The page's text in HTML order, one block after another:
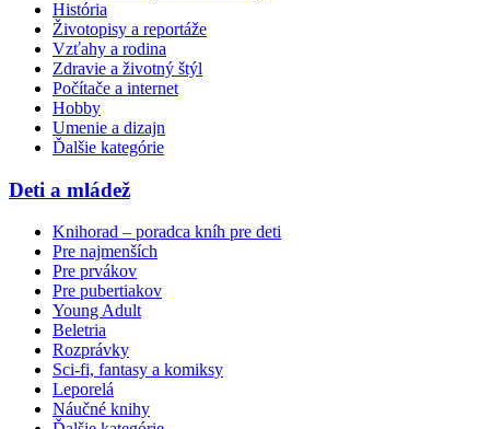
História
Životopisy a reportáže
Vzťahy a rodina
Zdravie a životný štýl
Počítače a internet
Hobby
Umenie a dizajn
Ďalšie kategórie
Deti a mládež
Knihorad – poradca kníh pre deti
Pre najmenších
Pre prvákov
Pre pubertiakov
Young Adult
Beletria
Rozprávky
Sci-fi, fantasy a komiksy
Leporelá
Náučné knihy